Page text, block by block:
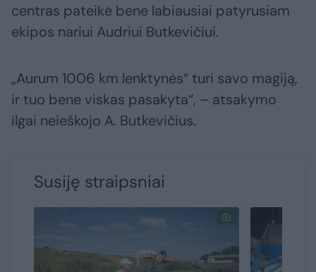
centras pateikė bene labiausiai patyrusiam
ekipos nariui Audriui Butkevičiui.
„Aurum 1006 km lenktynės“ turi savo magiją,
ir tuo bene viskas pasakyta“, – atsakymo
ilgai neieškojo A. Butkevičius.
Susiję straipsniai